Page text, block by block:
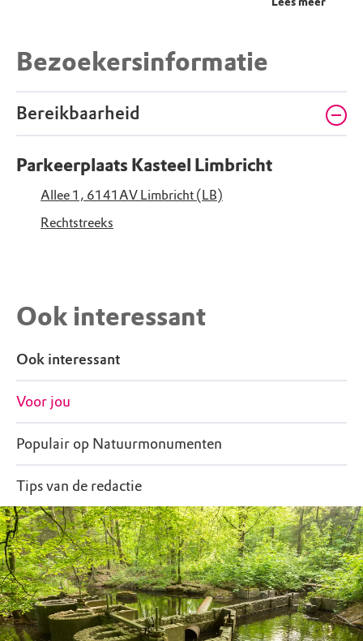
Bezoekersinformatie
Bereikbaarheid
Parkeerplaats Kasteel Limbricht
Allee 1, 6141AV Limbricht (LB)
Rechtstreeks
Ook interessant
Ook interessant
Voor jou
Populair op Natuurmonumenten
Tips van de redactie